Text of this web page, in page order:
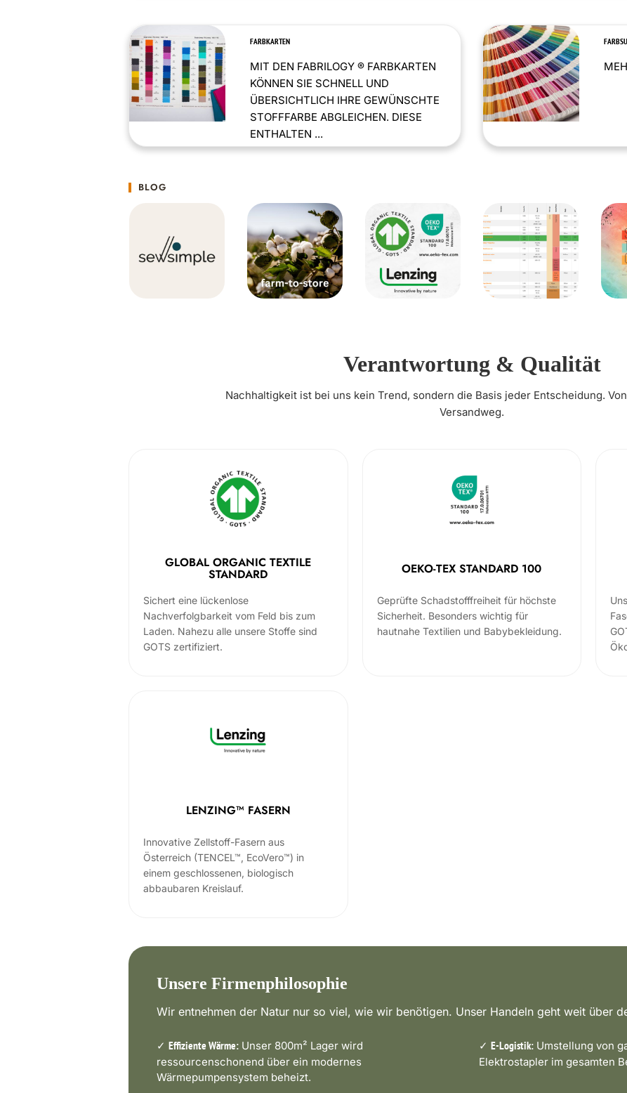
FARBKARTEN
MIT DEN FABRILOGY ® FARBKARTEN
KÖNNEN SIE SCHNELL UND
ÜBERSICHTLICH IHRE GEWÜNSCHTE
STOFFFARBE ABGLEICHEN. DIESE
ENTHALTEN ...
BLOG
Verantwortung & Qualität
Nachhaltigkeit ist bei uns kein Trend, sondern die Basis jeder Entscheidung.
Versandweg.
GLOBAL ORGANIC TEXTILE
STANDARD
Sichert eine lückenlose
Nachverfolgbarkeit vom Feld bis zum
Laden. Nahezu alle unsere Stoffe sind
GOTS zertifiziert.
OEKO-TEX STANDARD 100
Geprüfte Schadstofffreiheit für höchste
Sicherheit. Besonders wichtig für
hautnahe Textilien und Babybekleidung.
LENZING™ FASERN
Innovative Zellstoff-Fasern aus
Österreich (TENCEL™, EcoVero™) in
einem geschlossenen, biologisch
abbaubaren Kreislauf.
Unsere Firmenphilosophie
Wir entnehmen der Natur nur so viel, wie wir benötigen. Unser Handeln geht weit über
✓ Effiziente Wärme: Unser 800m² Lager wird
ressourcenschonend über ein modernes
Wärmepumpensystem beheizt.
✓ E-Logistik: Umstellung von
Elektrostapler im gesamten